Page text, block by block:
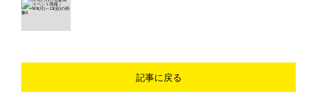
記事に戻る